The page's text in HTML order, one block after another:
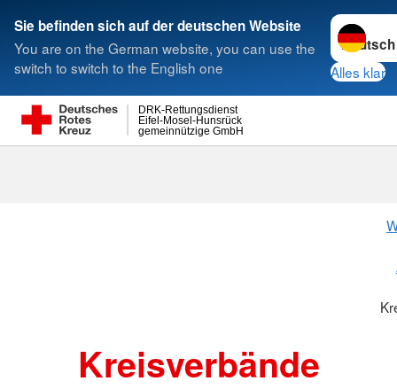
Sie befinden sich auf der deutschen Website
You are on the German website, you can use the
switch to switch to the English one
Sprache
Alles klar
gemeinnützige GmbH
Eifel-Mosel-Hunsrück
DRK-Rettungsdienst
Suche
Kreisverbände